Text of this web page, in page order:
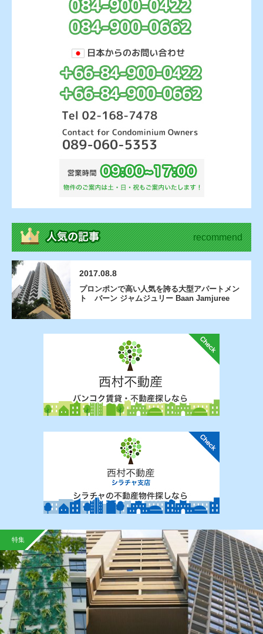
recommend
2017.08.8
プロンポンで高い人気を誇る大型アパートメン
ト バーン ジャムジュリー Baan Jamjuree
特集